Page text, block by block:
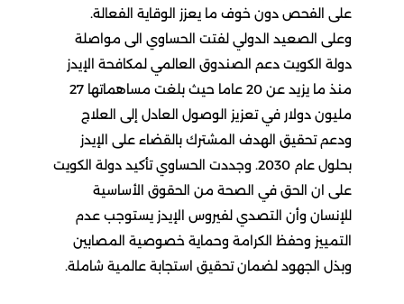
على الفحص دون خوف ما يعزز الوقاية الفعالة.
وعلى الصعيد الدولي لفتت الحساوي الى مواصلة
دولة الكويت دعم الصندوق العالمي لمكافحة الإيدز
منذ ما يزيد عن 20 عاما حيث بلغت مساهماتها 27
مليون دولار في تعزيز الوصول العادل إلى العلاج
ودعم تحقيق الهدف المشترك بالقضاء على الإيدز
بحلول عام 2030. وجددت الحساوي تأكيد دولة الكويت
على ان الحق في الصحة من الحقوق الأساسية
للإنسان وأن التصدي لفيروس الإيدز يستوجب عدم
التمييز وحفظ الكرامة وحماية خصوصية المصابين
وبذل الجهود لضمان تحقيق استجابة عالمية شاملة.